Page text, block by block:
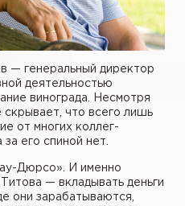
— генеральный директор
деятельностью
винограда. Несмотря
скрывает, что всего лишь
от многих коллег-
его спиной нет.
Дюрсо». И именно
— вкладывать деньги
они зарабатываются,